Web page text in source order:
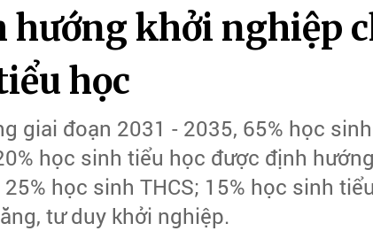
hướng khởi nghiệp
học
giai đoạn 2031 - 2035, 65% học sinh
học sinh tiểu học được định
học sinh THCS; 15% học sinh
tư duy khởi nghiệp.